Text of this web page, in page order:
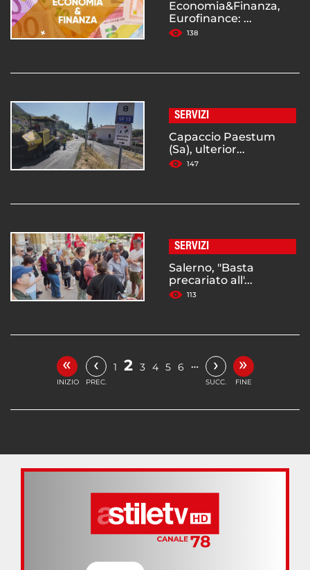
Economia&Finanza,
Eurofinance: ...
138
SERVIZI
Capaccio Paestum
(Sa), ulterior...
147
SERVIZI
Salerno, "Basta
precariato all'...
113
«
INIZIO
‹
PREC.
1 2 3 4 5 6 … ›
SUCC.
»
FINE